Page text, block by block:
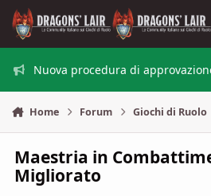
Vai al contenuto
Nuova procedura di
Home Forum Giochi di Ruolo
Maestria in
Migliorato